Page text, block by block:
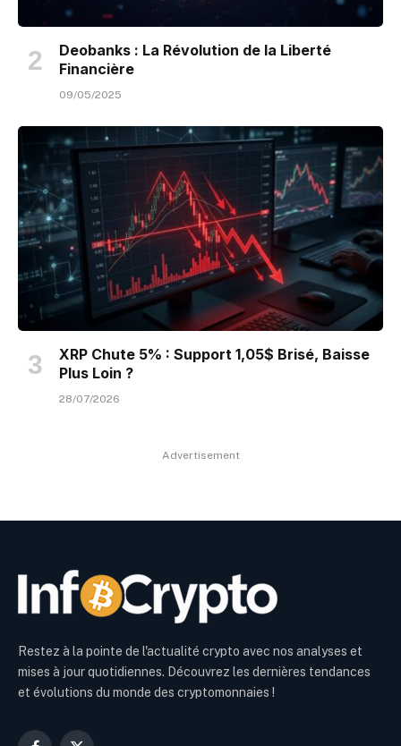
Deobanks : La Révolution de la Liberté
Financière
09/05/2025
XRP Chute 5% : Support 1,05$ Brisé, Baisse
Plus Loin ?
28/07/2026
Advertisement
Restez à la pointe de l'actualité crypto avec nos analyses et
mises à jour quotidiennes. Découvrez les dernières tendances
et évolutions du monde des cryptomonnaies !